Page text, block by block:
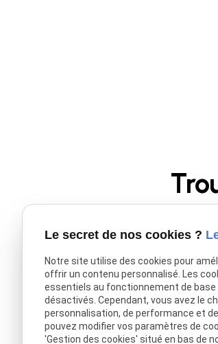
Le secret de nos cookies ?
Notre site utilise des cookies pour
offrir un contenu personnalisé. Les
essentiels au fonctionnement de
désactivés. Cependant, vous avez le
personnalisation, de performance et
pouvez modifier vos paramètres de
'Gestion des cookies' situé en bas de